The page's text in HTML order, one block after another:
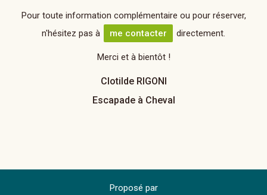
Pour toute information complémentaire ou pour réserver,
n'hésitez pas à
me contacter directement.
Merci et à bientôt !
Clotilde RIGONI
Escapade à Cheval
Proposé par